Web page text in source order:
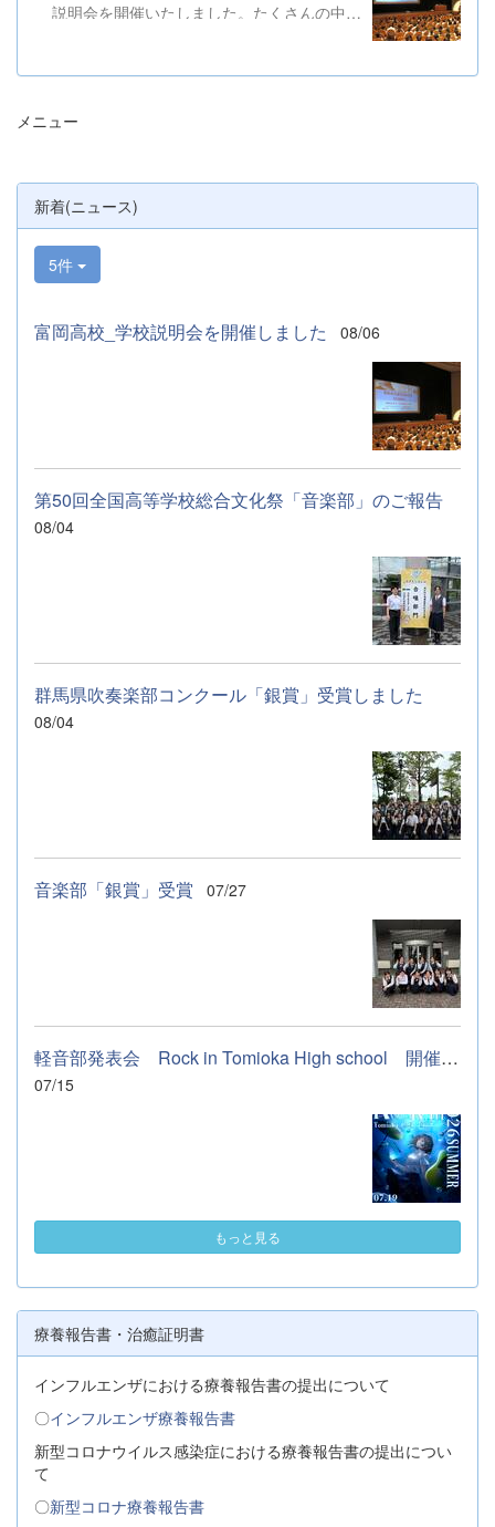
説明会を開催いたしました。たくさんの中学
した。 また、各日およそ80名のボランテ
明、探究発表などの運営に携わりました。生
なお、本校は今年度、群馬県教育委員会か
らSAH+ Leading Schoolに認定されていま
す。富岡高校は、これからも「自ら考え、判
断し、行動できる生徒の育成」に取り組んで
まいります。
メニュー
新着(ニュース)
5件
富岡高校_学校説明会を開催しました 08/06
第50回全国高等学校総合文化祭「音楽部」のご報告
08/04
群馬県吹奏楽部コンクール「銀賞」受賞しました
08/04
音楽部「銀賞」受賞 07/27
軽音部発表会 Rock in Tomioka High school 開催します
07/15
もっと見る
療養報告書・治癒証明書
インフルエンザにおける療養報告書の提出について
〇インフルエンザ療養報告書
新型コロナウイルス感染症における療養報告書の提出につい
て
〇新型コロナ療養報告書